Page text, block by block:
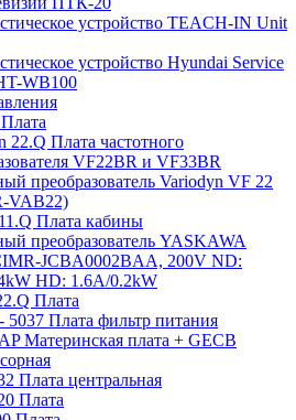
устройство TEACH-IN Unit
устройство Hyundai Service
WB100
22.Q Плата частотного
VF22BR и VF33BR
преобразователь Variodyn VF 22
VAB22)
Плата кабины
преобразователь YASKAWA
JCBA0002BAA, 200V ND:
HD: 1.6A/0.2kW
Плата
Плата фильтр питания
Материнская плата + GECB
Плата центральная
Плата